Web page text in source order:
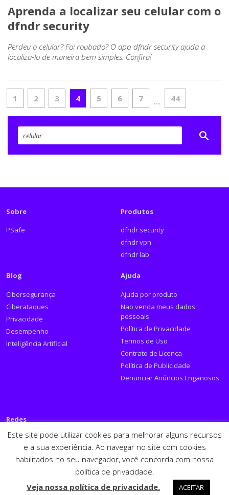
Aprenda a localizar seu celular com o
dfndr security
Perdeu o celular? Foi roubado? O app dfndr security ajuda a
localizá-lo de maneira bem simples. Confira!
1 2 3 4 5 6 7 … 44
Sobre
PSafe
Produtos
dfndr security
dfndr vpn
dfndr lab
Blog
Cibersegurança
Ciberataques
Privacidade
Desempenho
Inteligência Artificial
Ajuda
Ajuda por produto
Nao venda meus dados
pessoais
Política de Privacidade
Termos de Uso
Contrato de Licença
Política de Publicidade
Denunciar Anúncios Enganosos
Redes
Siga a PSafe:
Facebook
TwitterRSS YoutubeLinkedIn
PSafe © 2026
Este site pode utilizar cookies para melhorar alguns recursos
e a sua experiência. Ao navegar no site com cookies
habilitados no seu navegador, você concorda com nossa
política de privacidade.
Veja nossa política de privacidade.
ACEITAR